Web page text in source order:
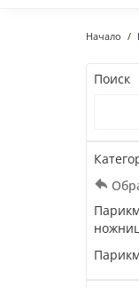
Начало
Поиск